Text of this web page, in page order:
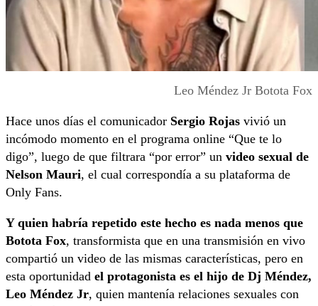
Leo Méndez Jr Botota Fox
Hace unos días el comunicador Sergio Rojas vivió un
incómodo momento en el programa online “Que te lo
digo”, luego de que filtrara “por error” un video sexual de
Nelson Mauri, el cual correspondía a su plataforma de
Only Fans.
Y quien habría repetido este hecho es nada menos que
Botota Fox, transformista que en una transmisión en vivo
compartió un video de las mismas características, pero en
esta oportunidad el protagonista es el hijo de Dj Méndez,
Leo Méndez Jr, quien mantenía relaciones sexuales con